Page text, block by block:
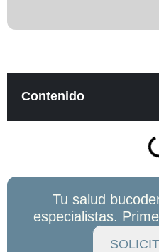
Contenido
Tu salud
especialistas.